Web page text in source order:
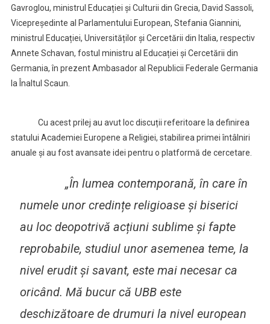
Gavroglou, ministrul Educației și Culturii din Grecia, David Sassoli,
Vicepreședinte al Parlamentului European, Stefania Giannini,
ministrul Educației, Universităților și Cercetării din Italia, respectiv
Annete Schavan, fostul ministru al Educației și Cercetării din
Germania, în prezent Ambasador al Republicii Federale Germania
la Înaltul Scaun.
Cu acest prilej au avut loc discuții referitoare la definirea
statului Academiei Europene a Religiei, stabilirea primei întâlniri
anuale și au fost avansate idei pentru o platformă de cercetare.
„În lumea contemporană, în care în
numele unor credințe religioase și biserici
au loc deopotrivă acțiuni sublime și fapte
reprobabile, studiul unor asemenea teme, la
nivel erudit și savant, este mai necesar ca
oricând. Mă bucur că UBB este
deschizătoare de drumuri la nivel european